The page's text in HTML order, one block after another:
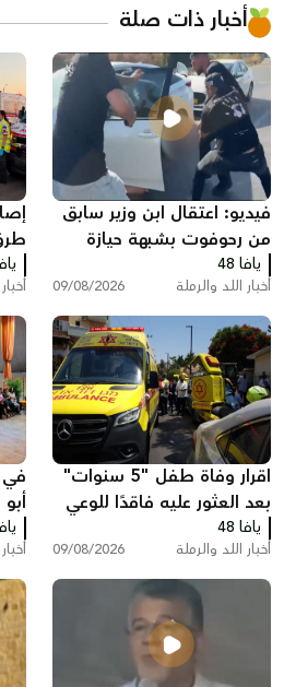
أخبار ذات صلة
فيديو: اعتقال ابن وزير سابق
من رحوفوت بشبهة حيازة
مسدس غير مرخص قرب
الرملة
يافا 48
أخبار اللد والرملة 09/08/2026
اقرار وفاة طفل "5 سنوات"
بعد العثور عليه فاقدًا للوعي
داخل سيارة في اللد
يافا 48
أخبار اللد والرملة 09/08/2026
في